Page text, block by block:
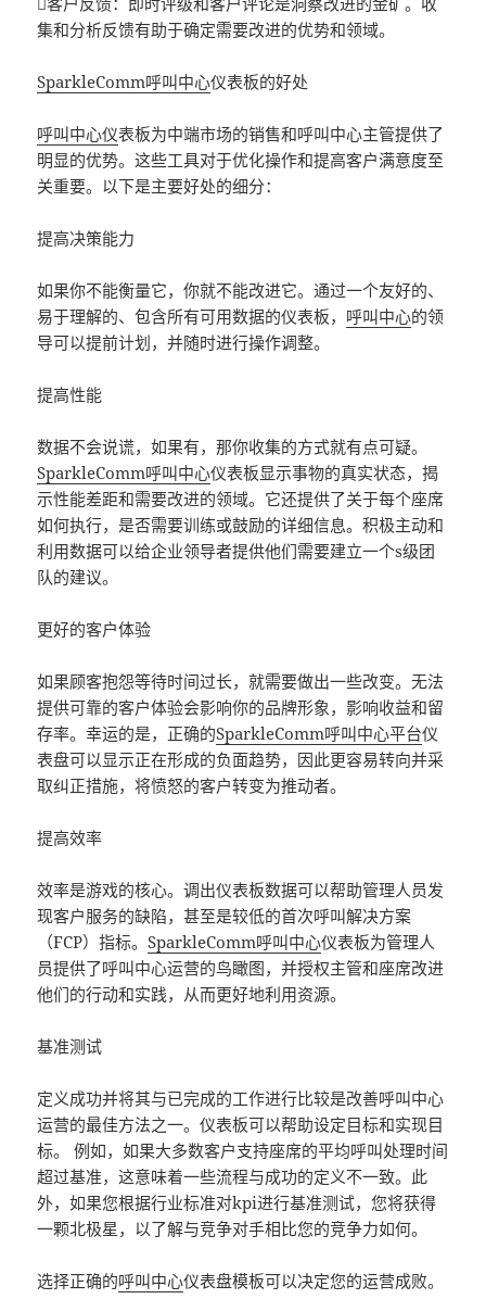
集和分析反馈有助于确定需要改进的优势和领域。
SparkleComm呼叫中心仪表板的好处
呼叫中心仪表板为中端市场的销售和呼叫中心主管提供了
明显的优势。这些工具对于优化操作和提高客户满意度至
关重要。以下是主要好处的细分：
提高决策能力
如果你不能衡量它，你就不能改进它。通过一个友好的、
易于理解的、包含所有可用数据的仪表板， 呼叫中心的领
导可以提前计划，并随时进行操作调整。
提高性能
数据不会说谎，如果有，那你收集的方式就有点可疑。
SparkleComm呼叫中心仪表板显示事物的真实状态，揭
示性能差距和需要改进的领域。它还提供了关于每个座席
如何执行，是否需要训练或鼓励的详细信息。积极主动和
利用数据可以给企业领导者提供他们需要建立一个s级团
队的建议。
更好的客户体验
如果顾客抱怨等待时间过长，就需要做出一些改变。无法
提供可靠的客户体验会影响你的品牌形象，影响收益和留
存率。幸运的是，正确的SparkleComm呼叫中心平台仪
表盘可以显示正在形成的负面趋势，因此更容易转向并采
取纠正措施，将愤怒的客户转变为推动者。
提高效率
效率是游戏的核心。调出仪表板数据可以帮助管理人员发
现客户服务的缺陷，甚至是较低的首次呼叫解决方案
（FCP）指标。SparkleComm呼叫中心仪表板为管理人
员提供了呼叫中心运营的鸟瞰图，并授权主管和座席改进
他们的行动和实践，从而更好地利用资源。
基准测试
定义成功并将其与已完成的工作进行比较是改善呼叫中心
运营的最佳方法之一。仪表板可以帮助设定目标和实现目
标。 例如，如果大多数客户支持座席的平均呼叫处理时间
超过基准，这意味着一些流程与成功的定义不一致。此
外，如果您根据行业标准对kpi进行基准测试，您将获得
一颗北极星，以了解与竞争对手相比您的竞争力如何。
选择正确的呼叫中心仪表盘模板可以决定您的运营成败。